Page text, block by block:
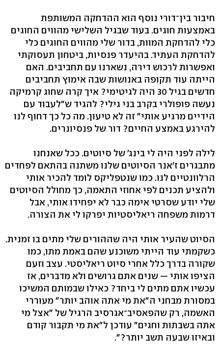
חיבור בין־דורי נוסף הוא ההדחקה המשותפת
באמצעות חוגים. בעוד שבגיל השלישי מהווים החוגים
כלי להדחקת המוות, בדור שלי מהווים החוגים כלי
להדחקת העתיד. בהיעדר פנסיות, ביטחון תעסוקתי
ואפשרות לרכוש דירה, נשארנו עם תחביבים. האם
הייתה עוד תקופה באנושות שבה אימוץ תחביבים
חדשים בגיל 30 היה לגיטימי? איך קרה שחוג קרמיקה
נעשה פופולרי בקרב בני גילי? להגיד ש"לעבוד עם
הידיים מרגיע אותי" זה לא טיעון. מה כל כך דחוף לנו
להירגע באמצע החיים? דור של פנסיונרים.
לילה לפני היה לי בינג' של סיוטים. ככל שאנחנו
מתבגרים ז'אנר הסיוטים שלנו משתנה בהתאם לפחדים
הרלוונטיים לנו. כמו שנטפליקס לומד להכיר אותי
ולהציע תכנים לפי אחוזי התאמה, כך מחולל הסיוטים
שלי יודע שסרטי אימה כבר לא יפחידו אותי, אבל
דרמות משפחה ריאליסטיות יפרקו לי את הצורה.
הסיוט שהעיר אותי היה שההורים שלי מתים בו זמנית.
כשקמתי עוד הייתי משוכנע שהם באמת מתו, כמו
שקורה בדרך כלל אחרי סיוט ריאליסטי. עצב וזעם
הציפו אותי — שנים אתם גרושים ולא מדברים, אז
עכשיו אתם מתים לי ביחד? כאילו שבמותם המשיכו
במסורת מבחני ה"את מי אתה אוהב יותר" מעוררי
האשמה, רק שהפאסיב־אגרסיב הרגיל של "אצל מי
אתה בשבתות וחגים" עודכן ל"את מי תקבור קודם
ובאיזו שבעה תשב יותר?".